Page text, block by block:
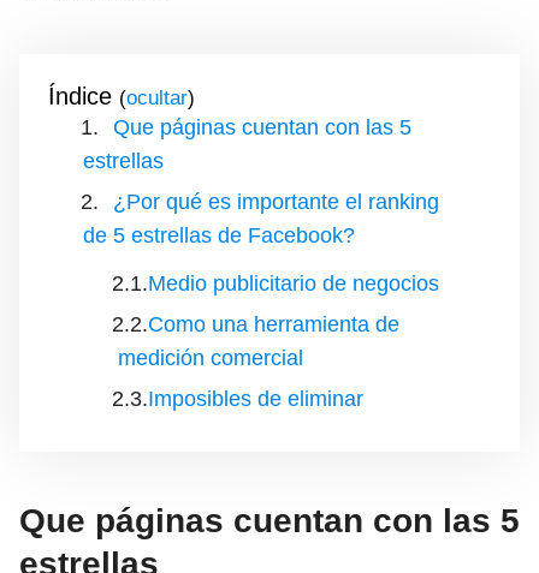
Índice ( )
Que páginas cuentan con las 5
estrellas
¿Por qué es importante el ranking
de 5 estrellas de Facebook?
Medio publicitario de negocios
Como una herramienta de
medición comercial
Imposibles de eliminar
Que páginas cuentan con las 5
estrellas